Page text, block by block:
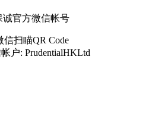
诚官方微信帐号
信扫瞄QR Code
户: PrudentialHKLtd